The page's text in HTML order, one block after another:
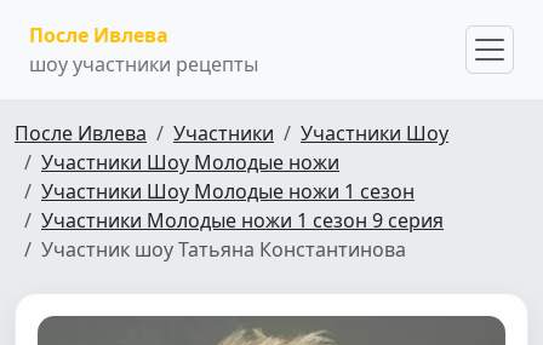
После Ивлева
шоу участники рецепты
После Ивлева Участники
Участники Шоу
Участники Шоу Молодые ножи
Участники Шоу Молодые ножи 1 сезон
Участники Молодые ножи 1 сезон 9 серия
Участник шоу Татьяна Константинова